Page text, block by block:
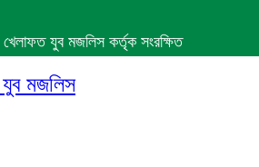
যুব মজলিস কর্তৃক সংরক্ষিত